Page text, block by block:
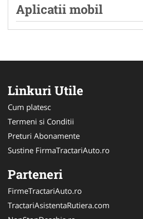
Aplicatii mobil
Linkuri Utile
Cum platesc
Termeni si Conditii
Preturi Abonamente
Sustine FirmaTractariAuto.ro
Parteneri
FirmeTractariAuto.ro
TractariAsistentaRutiera.com